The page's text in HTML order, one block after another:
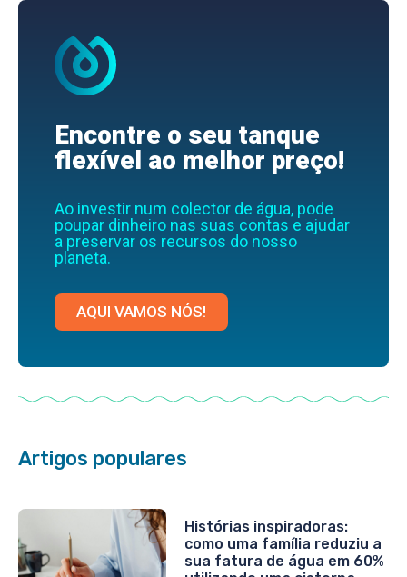
Encontre o seu tanque
flexível ao melhor preço!
Ao investir num colector de água, pode
poupar dinheiro nas suas contas e ajudar
a preservar os recursos do nosso
planeta.
AQUI VAMOS NÓS!
Artigos populares
Histórias inspiradoras:
como uma família reduziu a
sua fatura de água em 60%